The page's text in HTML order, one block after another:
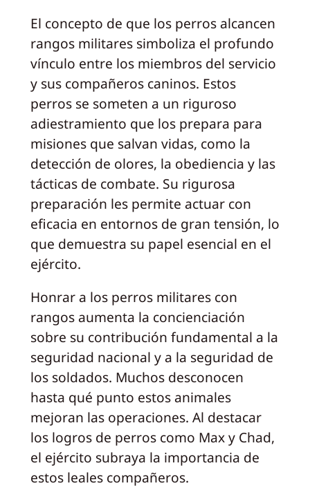
El concepto de que los perros alcancen
rangos militares simboliza el profundo
vínculo entre los miembros del servicio
y sus compañeros caninos. Estos
perros se someten a un riguroso
adiestramiento que los prepara para
misiones que salvan vidas, como la
detección de olores, la obediencia y las
tácticas de combate. Su rigurosa
preparación les permite actuar con
eficacia en entornos de gran tensión, lo
que demuestra su papel esencial en el
ejército.
Honrar a los perros militares con
rangos aumenta la concienciación
sobre su contribución fundamental a la
seguridad nacional y a la seguridad de
los soldados. Muchos desconocen
hasta qué punto estos animales
mejoran las operaciones. Al destacar
los logros de perros como Max y Chad,
el ejército subraya la importancia de
estos leales compañeros.